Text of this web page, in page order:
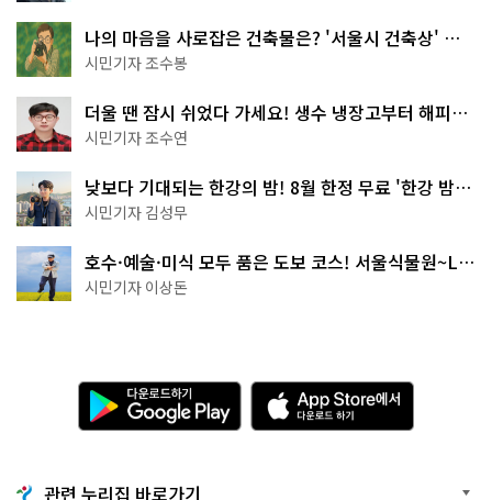
나의 마음을 사로잡은 건축물은? '서울시 건축상' 수
상작 공개!
시민기자 조수봉
더울 땐 잠시 쉬었다 가세요! 생수 냉장고부터 해피소
·무더위쉼터까지
시민기자 조수연
낮보다 기대되는 한강의 밤! 8월 한정 무료 '한강 밤
핑' 예약은?
시민기자 김성무
호수·예술·미식 모두 품은 도보 코스! 서울식물원~LG
아트센터~마곡테라스거리
시민기자 이상돈
다
운
로
기
A
p
p
관련 누리집 바로가기